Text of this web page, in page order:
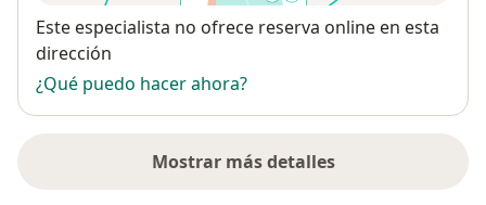
Disponibilidad
Este especialista no ofrece reserva online en esta
dirección
¿Qué puedo hacer ahora?
Mostrar más detalles
sobre la dirección